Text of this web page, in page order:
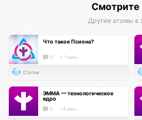
Смотрите
Другие атомы в
Что такое Псиона?
0 < 1 мин.
Статья
ЭММА — технологическое
ядро
0 ~4 мин.